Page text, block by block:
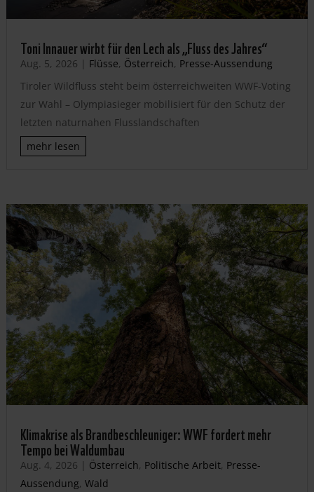
Toni Innauer wirbt für den Lech als „Fluss des Jahres“
Aug. 5, 2026 | Flüsse, Österreich, Presse-Aussendung
Tiroler Wildfluss steht beim österreichweiten WWF-Voting
zur Wahl – Olympiasieger mobilisiert für den Schutz der
letzten naturnahen Flusslandschaften
mehr lesen
Klimakrise als Brandbeschleuniger: WWF fordert mehr
Tempo bei Waldumbau
Aug. 4, 2026 | Österreich, Politische Arbeit, Presse-
Aussendung, Wald